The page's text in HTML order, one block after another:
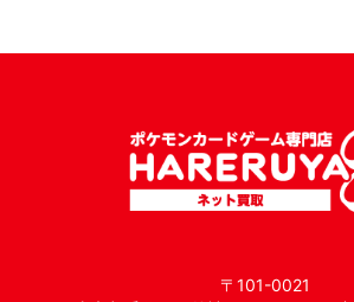
〒101-0021